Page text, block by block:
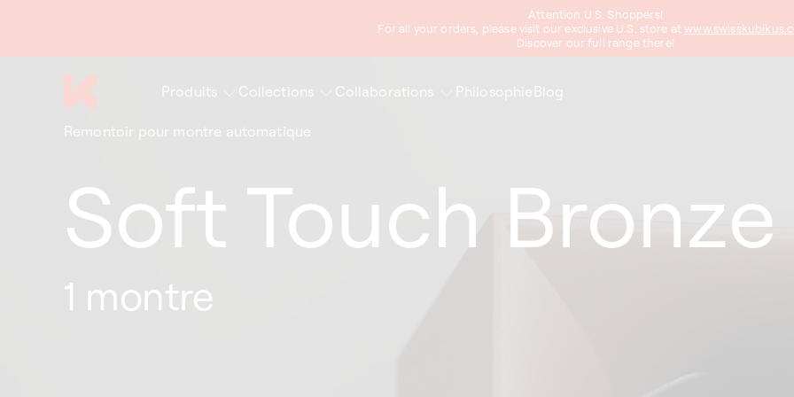
Attention U.S. Shoppers!
For all your orders, please visit our exclusive U.S. store at
Discover our full range there!
Produits Collections Collaborations Philosophie Blog
Remontoir pour montre automatique
Soft Touch Bronze
1 montre